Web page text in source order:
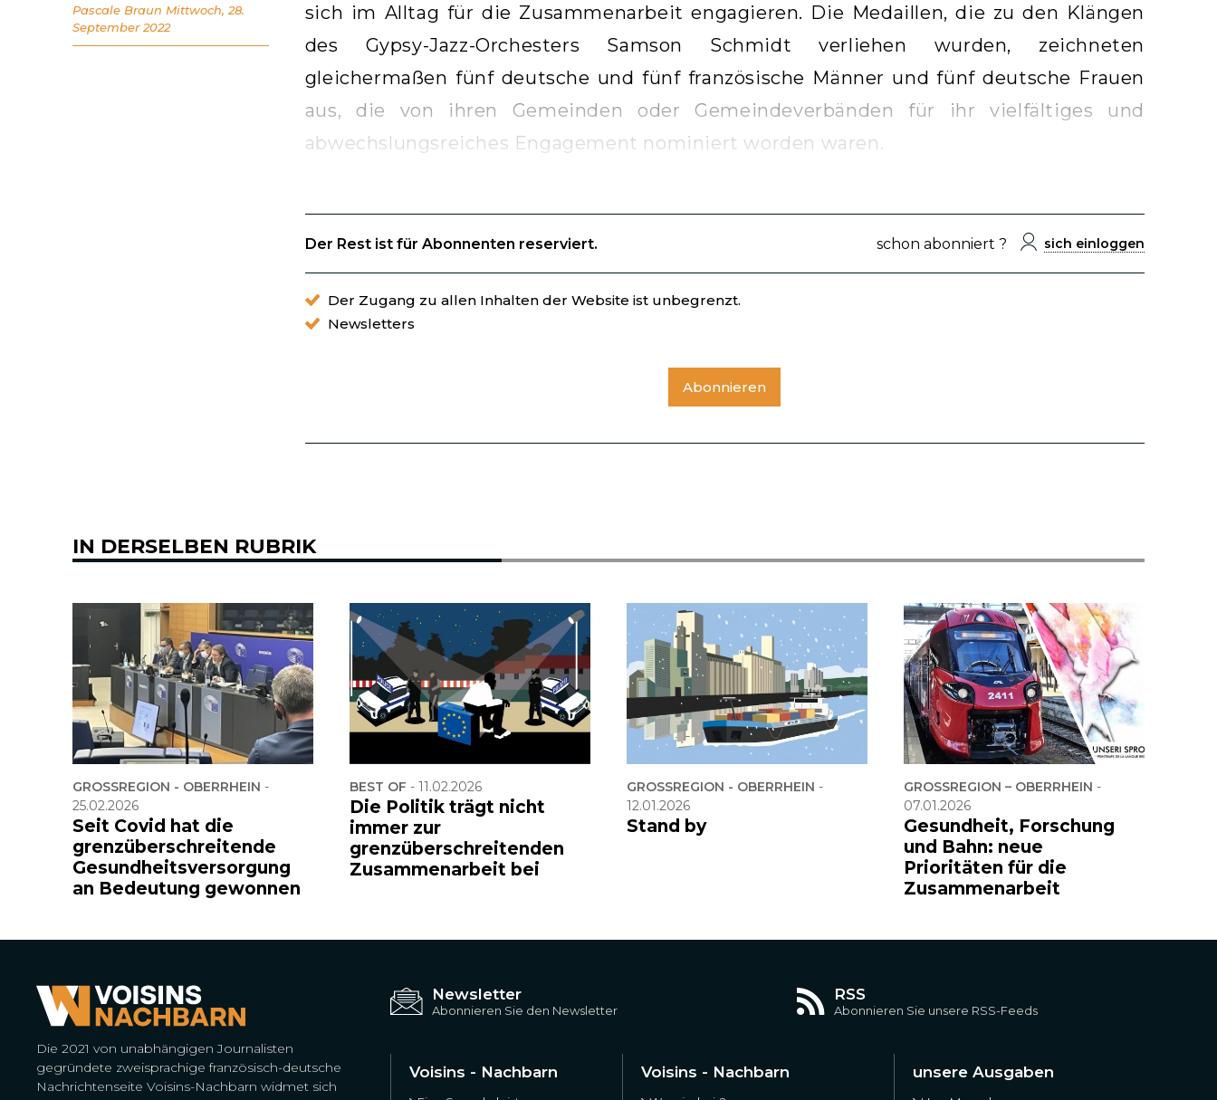
sich im Alltag für die Zusammenarbeit engagieren. Die Medaillen, die zu den Klängen
des Gypsy-Jazz-Orchesters Samson Schmidt verliehen wurden, zeichneten
gleichermaßen fünf deutsche und fünf französische Männer und fünf deutsche Frauen
aus, die von ihren Gemeinden oder Gemeindeverbänden für ihr vielfältiges und
abwechslungsreiches Engagement nominiert worden waren.
Der Rest ist für Abonnenten reserviert. schon abonniert ? sich einloggen
Der Zugang zu allen Inhalten der Website ist unbegrenzt.
Newsletters
Abonnieren
Pascale Braun Mittwoch, 28.
September 2022
IN DERSELBEN RUBRIK
GROSSREGION - OBERRHEIN
-
25.02.2026
Seit Covid hat die
grenzüberschreitende
Gesundheitsversorgung
an Bedeutung gewonnen
BEST OF - 11.02.2026
Die Politik trägt nicht
immer zur
grenzüberschreitenden
Zusammenarbeit bei
GROSSREGION - OBERRHEIN -
12.01.2026
Stand by
GROSSREGION – OBERRHEIN
-
07.01.2026
Gesundheit, Forschung
und Bahn: neue
Prioritäten für die
Zusammenarbeit
Die 2021 von unabhängigen Journalisten
gegründete zweisprachige französisch-deutsche
Nachrichtenseite Voisins-Nachbarn widmet sich
Newsletter
Abonnieren Sie den Newsletter
RSS
Abonnieren Sie unsere RSS-Feeds
Voisins - Nachbarn Voisins - Nachbarn unsere Ausgaben